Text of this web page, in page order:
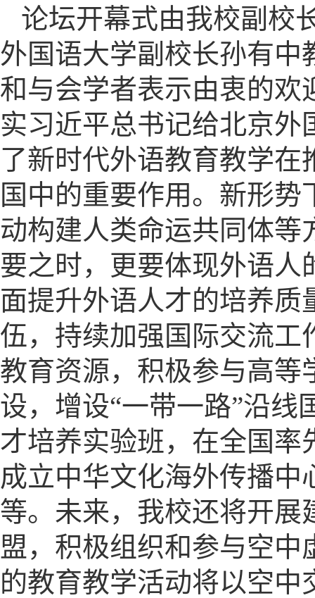
论坛开幕式由我校副校
外国语大学副校长孙有中
和与会学者表示由衷的欢
实习近平总书记给北京
了新时代外语教育教学
国中的重要作用。新形势
动构建人类命运共同体
要之时，更要体现外语
面提升外语人才的培养
伍，持续加强国际交流工
教育资源，积极参与高等
设，增设“一带一路”沿
才培养实验班，在全国率
成立中华文化海外传播
等。未来，我校还将开展
盟，积极组织和参与空
的教育教学活动将以空